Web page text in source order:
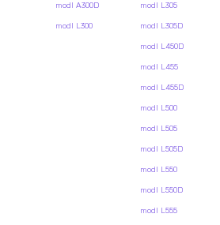
modl A300D
modl L300
modl L305
modl L305D
modl L450D
modl L455
modl L455D
modl L500
modl L505
modl L505D
modl L550
modl L550D
modl L555